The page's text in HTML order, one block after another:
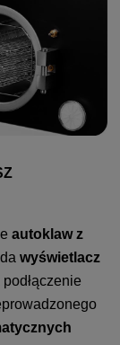
autoklaw z
wyświetlacz